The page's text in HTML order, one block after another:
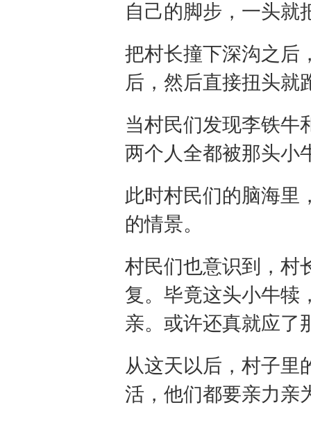
自己的脚步，一头就
把村长撞下深沟之后
后，然后直接扭头就
当村民们发现李铁牛
两个人全都被那头小
此时村民们的脑海里
的情景。
村民们也意识到，村
复。毕竟这头小牛犊
亲。或许还真就应了
从这天以后，村子里
活，他们都要亲力亲